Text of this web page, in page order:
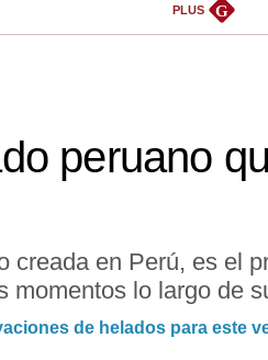
PLUS G
peruano
creada en Perú, es el
momentos lo largo de
de helados para este